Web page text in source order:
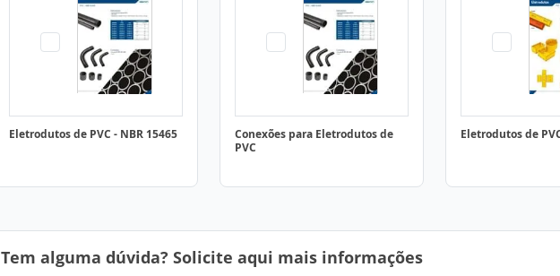
Eletrodutos de PVC - NBR 15465
Conexões para Eletrodutos de
PVC
Eletrodutos de
Tem alguma dúvida? Solicite aqui mais informações